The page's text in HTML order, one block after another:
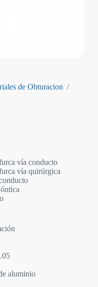
de Obturacion /
vía conducto
vía quirúrgica
aluminio